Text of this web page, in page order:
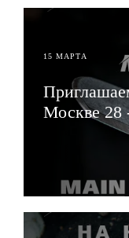
15 МАРТА
Москве 28